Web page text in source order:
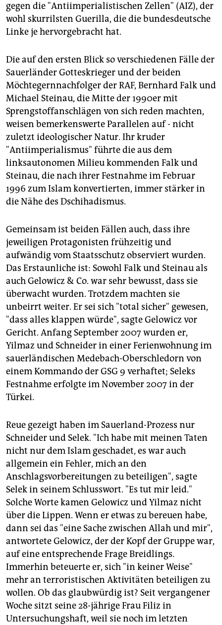
gegen die "Antiimperialistischen Zellen" (AIZ), der
wohl skurrilsten Guerilla, die die bundesdeutsche
Linke je hervorgebracht hat.
Die auf den ersten Blick so verschiedenen Fälle der
Sauerländer Gotteskrieger und der beiden
Möchtegernnachfolger der RAF, Bernhard Falk und
Michael Steinau, die Mitte der 1990er mit
Sprengstoffanschlägen von sich reden machten,
weisen bemerkenswerte Parallelen auf - nicht
zuletzt ideologischer Natur. Ihr kruder
"Antiimperialismus" führte die aus dem
linksautonomen Milieu kommenden Falk und
Steinau, die nach ihrer Festnahme im Februar
1996 zum Islam konvertierten, immer stärker in
die Nähe des Dschihadismus.
Gemeinsam ist beiden Fällen auch, dass ihre
jeweiligen Protagonisten frühzeitig und
aufwändig vom Staatsschutz observiert wurden.
Das Erstaunliche ist: Sowohl Falk und Steinau als
auch Gelowicz & Co. war sehr bewusst, dass sie
überwacht wurden. Trotzdem machten sie
unbeirrt weiter. Er sei sich "total sicher" gewesen,
"dass alles klappen würde", sagte Gelowicz vor
Gericht. Anfang September 2007 wurden er,
Yilmaz und Schneider in einer Ferienwohnung im
sauerländischen Medebach-Oberschledorn von
einem Kommando der GSG 9 verhaftet; Seleks
Festnahme erfolgte im November 2007 in der
Türkei.
Reue gezeigt haben im Sauerland-Prozess nur
Schneider und Selek. "Ich habe mit meinen Taten
nicht nur dem Islam geschadet, es war auch
allgemein ein Fehler, mich an den
Anschlagsvorbereitungen zu beteiligen", sagte
Selek in seinem Schlusswort. "Es tut mir leid."
Solche Worte kamen Gelowicz und Yilmaz nicht
über die Lippen. Wenn er etwas zu bereuen habe,
dann sei das "eine Sache zwischen Allah und mir",
antwortete Gelowicz, der der Kopf der Gruppe war,
auf eine entsprechende Frage Breidlings.
Immerhin beteuerte er, sich "in keiner Weise"
mehr an terroristischen Aktivitäten beteiligen zu
wollen. Ob das glaubwürdig ist? Seit vergangener
Woche sitzt seine 28-jährige Frau Filiz in
Untersuchungshaft, weil sie noch im letzten